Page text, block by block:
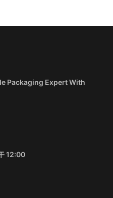
s
Packaging Expert With
12:00